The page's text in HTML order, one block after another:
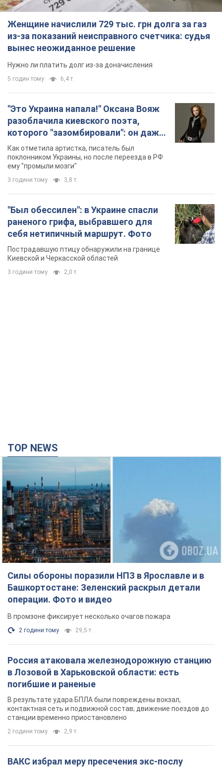
Женщине начислили 729 тыс. грн долга за газ
из-за показаний неисправного счетчика: судья
вынес неожиданное решение
Нужно ли платить долг из-за доначисления
5 годин тому 6,4 т.
"Это Украина напала!" Оксана Вояж
разоблачила киевского поэта,
которого "зазомбировали": он даже
русского не знал, а теперь хочет
геноцида украинцев
Как отметила артистка, писатель был
поклонником Украины, но после переезда в РФ
ему "промыли мозги"
3 години тому 3,8 т.
"Был обессилен": в Украине спасли
раненого грифа, выбравшего для
себя нетипичный маршрут. Фото
Пострадавшую птицу обнаружили на границе
Киевской и Черкасской областей
3 години тому 2,0 т.
TOP NEWS
Силы обороны поразили НПЗ в Ярославле и в
Башкортостане: Зеленский раскрыл детали
операции. Фото и видео
В промзоне фиксирует несколько очагов пожара
2 години тому 29,5 т.
Россия атаковала железнодорожную станцию
в Лозовой в Харьковской области: есть
погибшие и раненые
В результате удара БПЛА были повреждены вокзал,
контактная сеть и подвижной состав; движение поездов до
станции временно приостановлено
2 години тому 2,9 т.
ВАКС избрал меру пресечения экс-послу